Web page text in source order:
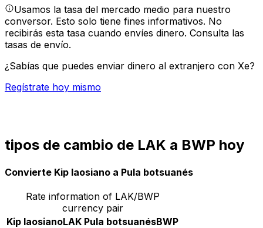
Usamos la tasa del mercado medio para nuestro
conversor. Esto solo tiene fines informativos. No
recibirás esta tasa cuando envíes dinero. Consulta las
tasas de envío.
¿Sabías que puedes enviar dinero al extranjero con Xe?
Regístrate hoy mismo
tipos de cambio de LAK a BWP hoy
Convierte Kip laosiano a Pula botsuanés
Rate information of LAK/BWP
currency pair
Kip laosianoLAK Pula botsuanésBWP